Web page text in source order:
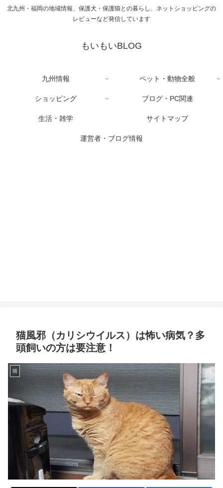
北九州・福岡の地域情報、保護犬・保護猫との暮らし、ネットショッピングの
レビューなど発信しています
もいもいBLOG
九州情報 ペット・動物全般
ショッピング ブログ・PC関連
生活・雑学 サイトマップ
運営者・ブログ情報
猫風邪（カリシウイルス）は怖い病気？多
頭飼いの方は要注意！
猫